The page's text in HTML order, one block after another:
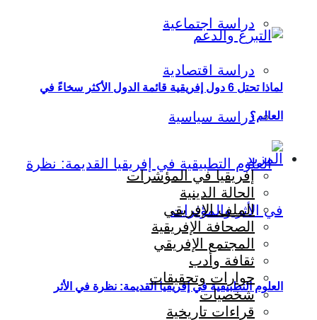
دراسة اجتماعية
دراسة اقتصادية
دراسة سياسية
العلوم التطبيقية في إفريقيا القديمة: نظرة في الأثر
لماذا تحتل 6 دول إفريقية قائمة الدول الأكثر سخاءً في
العالم؟
المزيد
إفريقيا في المؤشرات
الحالة الدينية
الملف الإفريقي
الصحافة الإفريقية
المجتمع الإفريقي
ثقافة وأدب
حوارات وتحقيقات
شخصيات
قراءات تاريخية